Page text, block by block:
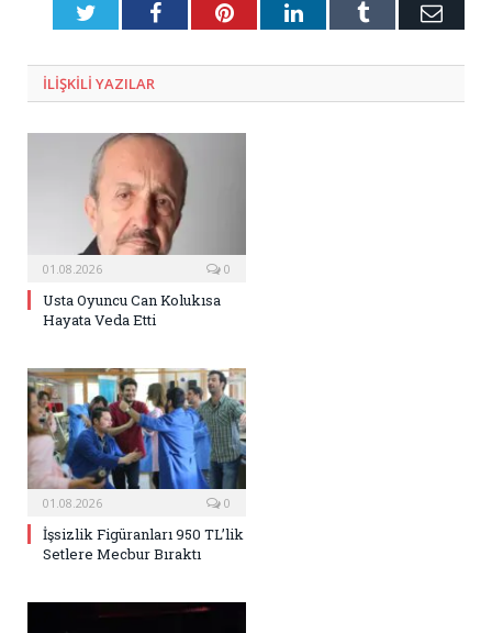
TwitterFacebookPinterestLinkedInTumblr E-
ILIŞKILI YAZILAR
01.08.2026 0
Usta Oyuncu Can Kolukısa
Hayata Veda Etti
01.08.2026 0
İşsizlik Figüranları 950 TL’lik
Setlere Mecbur Bıraktı